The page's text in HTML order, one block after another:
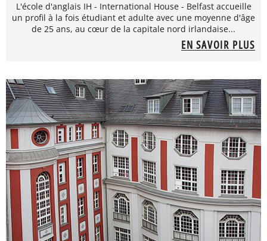
L'école d'anglais IH - International House - Belfast accueille
un profil à la fois étudiant et adulte avec une moyenne d'âge
de 25 ans, au cœur de la capitale nord irlandaise...
EN SAVOIR PLUS